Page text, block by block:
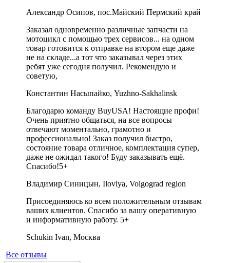
Александр Осипов, пос.Майский Пермский край
Заказал одновременно различные запчасти на
мотоцикл с помощью трех сервисов... на одном
товар готовится к отправке на втором еще даже
не на складе...а тот что заказывал через этих
ребят уже сегодня получил. Рекомендую и
советую,
Константин Насыпайко, Yuzhno-Sakhalinsk
Благодарю команду BuyUSA! Настоящие профи!
Очень приятно общаться, на все вопросы
отвечают моментально, грамотно и
профессионально! Заказ получил быстро,
состояние товара отличное, комплектация супер,
даже не ожидал такого! Буду заказывать ещё.
Спасибо!5+
Владимир Синицын, Ilovlya, Volgograd region
Присоединяюсь ко всем положительным отзывам
ваших клиентов. Спасибо за вашу оперативную
и информативную работу. 5+
Schukin Ivan, Москва
Все отзывы